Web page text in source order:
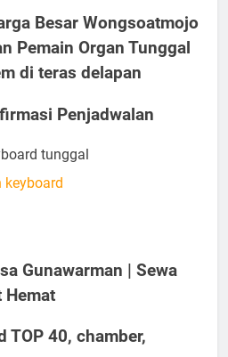
Besar Wongsoatmojo
Pemain Organ Tunggal
di teras delapan
Penjadwalan
tunggal
keyboard
Gunawarman | Sewa
Hemat
TOP 40, chamber,